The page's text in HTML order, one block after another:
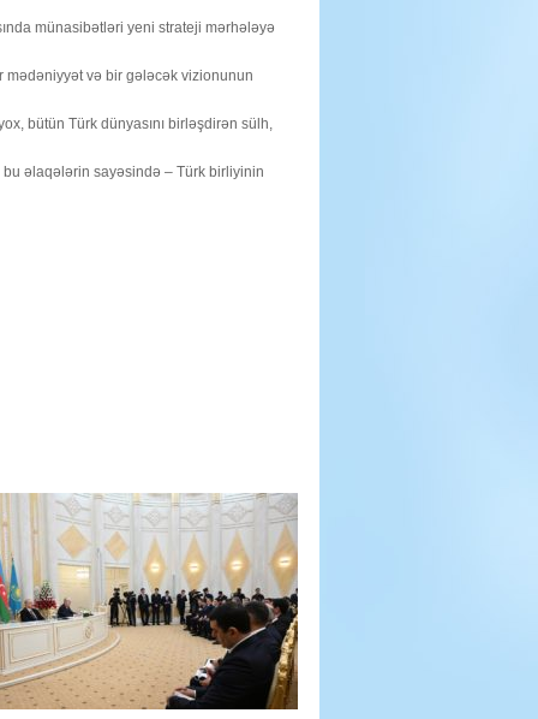
münasibətləri yeni strateji mərhələyə
mədəniyyət və bir gələcək vizionunun
bütün Türk dünyasını birləşdirən sülh,
əlaqələrin sayəsində – Türk birliyinin